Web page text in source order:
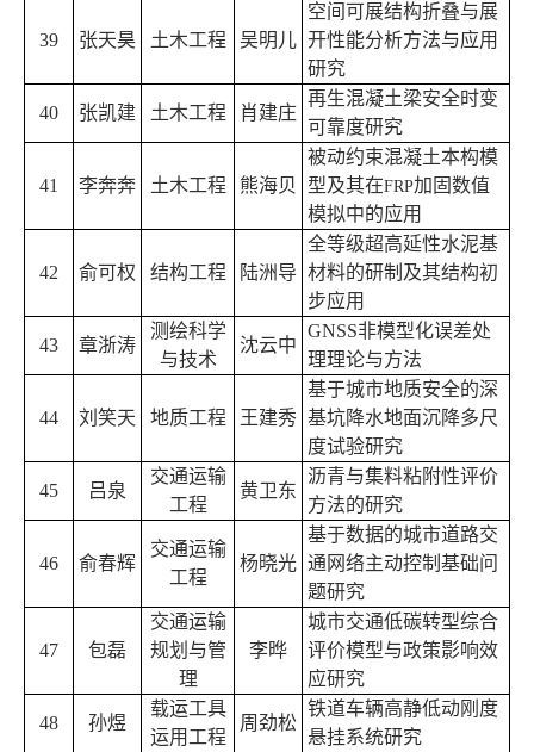
39 张天昊 土木工程 吴明儿
空间可展结构折叠与展
开性能分析方法与应用
研究
40 张凯建 土木工程 肖建庄
再生混凝土梁安全时变
可靠度研究
41 李奔奔 土木工程 熊海贝
被动约束混凝土本构模
型及其在FRP加固数值
模拟中的应用
42 俞可权 结构工程 陆洲导
全等级超高延性水泥基
材料的研制及其结构初
步应用
43 章浙涛
测绘科学
与技术
沈云中
GNSS非模型化误差处
理理论与方法
44 刘笑天 地质工程 王建秀
基于城市地质安全的深
基坑降水地面沉降多尺
度试验研究
45 吕泉
交通运输
工程
黄卫东
沥青与集料粘附性评价
方法的研究
46 俞春辉
交通运输
工程
杨晓光
基于数据的城市道路交
通网络主动控制基础问
题研究
47 包磊
交通运输
规划与管
理
李晔
城市交通低碳转型综合
评价模型与政策影响效
应研究
48 孙煜
载运工具
运用工程
周劲松
铁道车辆高静低动刚度
悬挂系统研究